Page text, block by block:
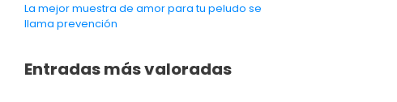
La mejor muestra de amor para tu peludo se
llama prevención
Entradas más valoradas